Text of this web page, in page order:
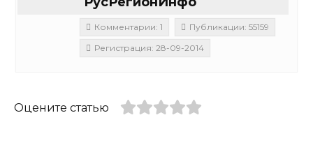
Комментарии: 1
Публикации: 55159
Регистрация: 28-09-2014
Оцените статью